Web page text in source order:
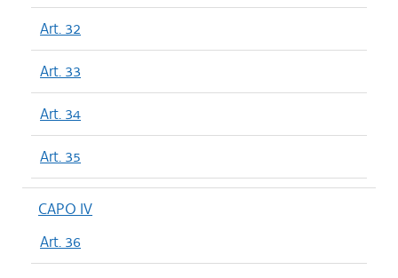
Art. 32
Art. 33
Art. 34
Art. 35
CAPO IV
Art. 36